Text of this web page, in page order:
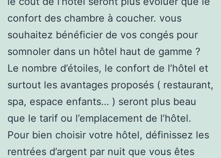
confort des chambre à coucher. vous
souhaitez bénéficier de vos congés pour
somnoler dans un hôtel haut de gamme ?
Le nombre d’étoiles, le confort de l’hôtel et
surtout les avantages proposés ( restaurant,
spa, espace enfants… ) seront plus beau
que le tarif ou l’emplacement de l’hôtel.
Pour bien choisir votre hôtel, définissez les
rentrées d’argent par nuit que vous êtes